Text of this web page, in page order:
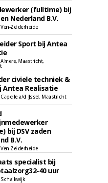
(fulltime) bij
Nederland B.V.
Ven-Zelderheide
Sport bij Antea
Almere, Maastricht,
civiele techniek &
Antea Realisatie
Capelle a/d IJssel, Maastricht
bij DSV zaden
B.V.
Ven Zelderheide
specialist bij
40 uur
Schalkwijk